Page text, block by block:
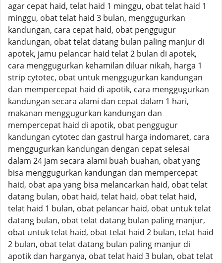
agar cepat haid, telat haid 1 minggu, obat telat haid 1
minggu, obat telat haid 3 bulan, menggugurkan
kandungan, cara cepat haid, obat penggugur
kandungan, obat telat datang bulan paling manjur di
apotek, jamu pelancar haid telat 2 bulan di apotek,
cara menggugurkan kehamilan diluar nikah, harga 1
strip cytotec, obat untuk menggugurkan kandungan
dan mempercepat haid di apotik, cara menggugurkan
kandungan secara alami dan cepat dalam 1 hari,
makanan menggugurkan kandungan dan
mempercepat haid di apotik, obat penggugur
kandungan cytotec dan gastrul harga indomaret, cara
menggugurkan kandungan dengan cepat selesai
dalam 24 jam secara alami buah buahan, obat yang
bisa menggugurkan kandungan dan mempercepat
haid, obat apa yang bisa melancarkan haid, obat telat
datang bulan, obat haid, telat haid, obat telat haid,
telat haid 1 bulan, obat pelancar haid, obat untuk telat
datang bulan, obat telat datang bulan paling manjur,
obat untuk telat haid, obat telat haid 2 bulan, telat haid
2 bulan, obat telat datang bulan paling manjur di
apotik dan harganya, obat telat haid 3 bulan, obat telat